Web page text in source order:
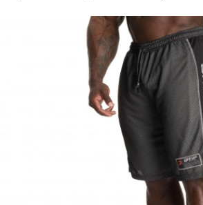
Produktbilleder NO1 Mesh Shorts, sort